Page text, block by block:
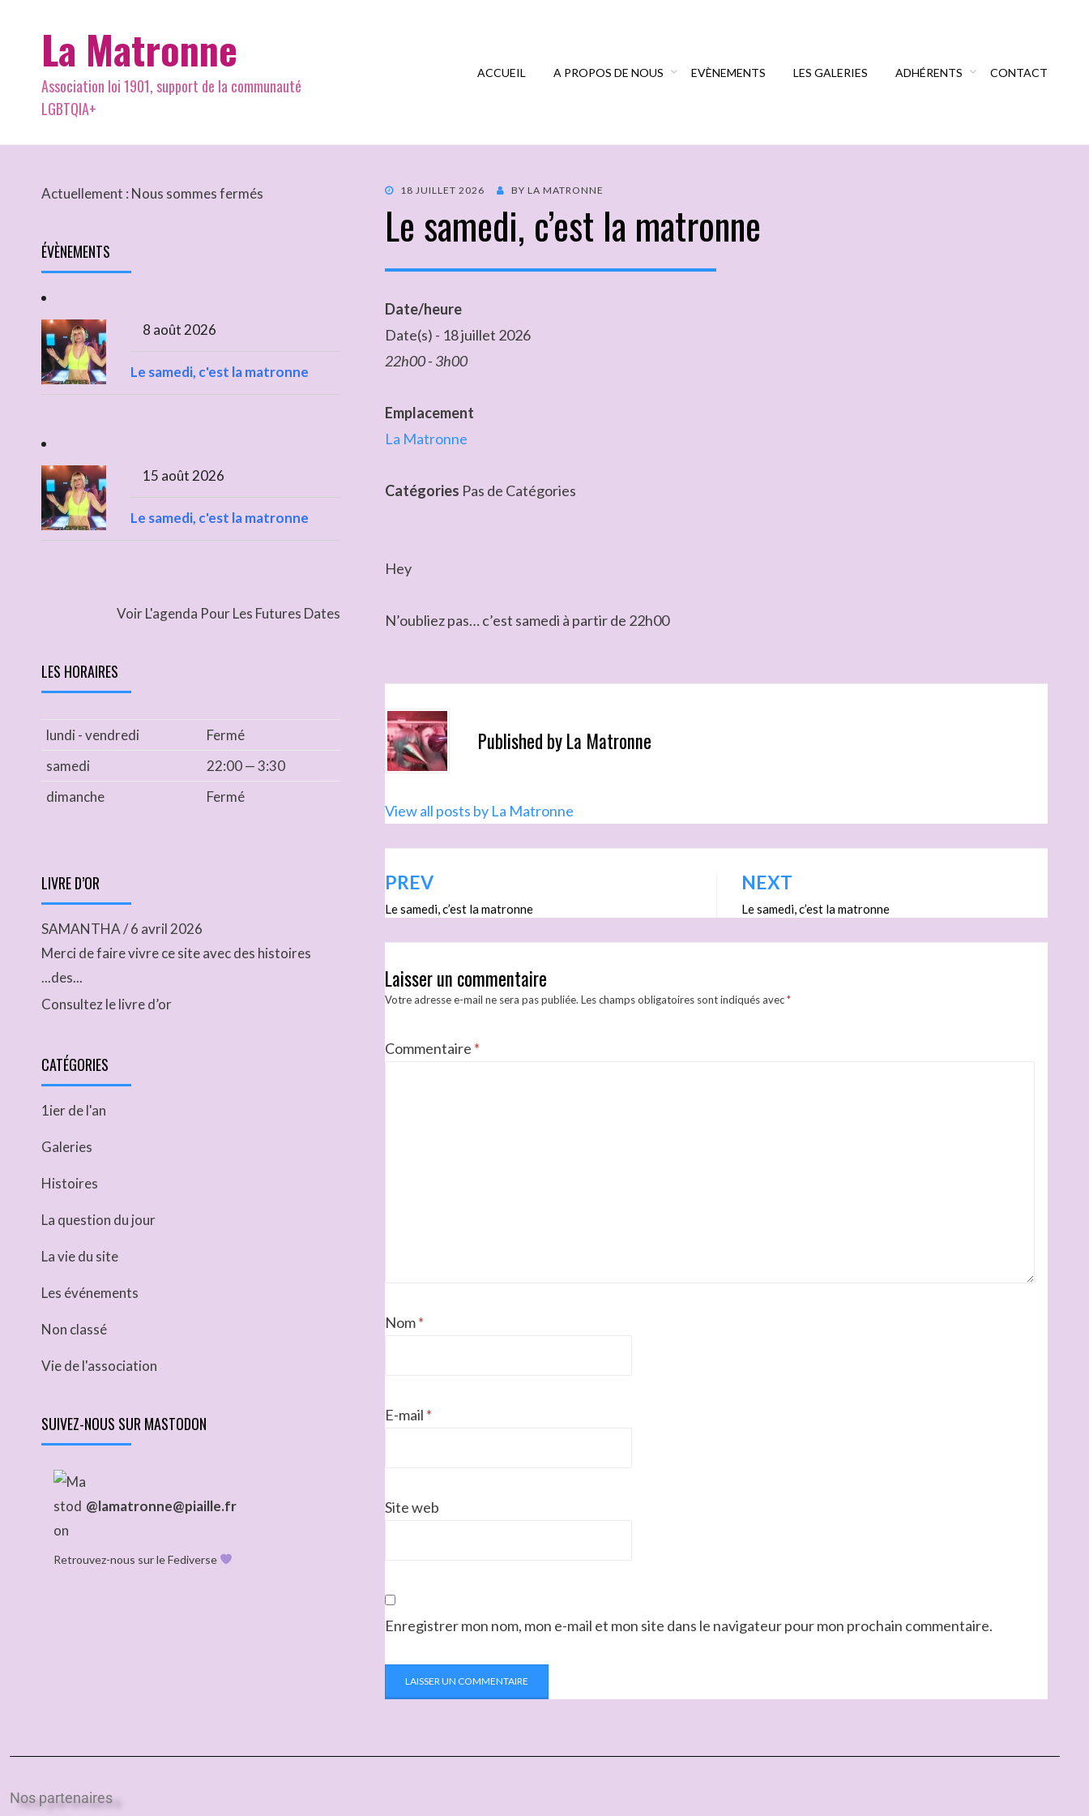
La Matronne
Association loi 1901, support de la communauté
LGBTQIA+
ACCUEIL A PROPOS DE NOUS EVÈNEMENTS LES GALERIES ADHÉRENTS CONTACT
18 JUILLET 2026 BY LA MATRONNE
Le samedi, c’est la matronne
Date/heure
Date(s) - 18 juillet 2026
22h00 - 3h00
Emplacement
La Matronne
Catégories Pas de Catégories
Hey
N’oubliez pas… c’est samedi à partir de 22h00
Published byLa Matronne
View all posts by La Matronne
PREV
Le samedi, c’est la matronne
NEXT
Le samedi, c’est la matronne
Laisser un commentaire
Votre adresse e-mail ne sera pas publiée. Les champs obligatoires sont indiqués avec*
Commentaire *
Nom*
E-mail *
Site web
Enregistrer mon nom, mon e-mail et mon site dans le navigateur pour mon prochain commentaire.
Actuellement : Nous sommes fermés
ÉVÈNEMENTS
8 août 2026
Le samedi, c'est la matronne
15 août 2026
Le samedi, c'est la matronne
Voir L'agenda Pour Les Futures Dates
LES HORAIRES
lundi - vendredi
Fermé
samedi
22:00 — 3:30
dimanche
Fermé
LIVRE D’OR
SAMANTHA/6 avril 2026
Merci de faire vivre ce site avec des histoires
...des...
Consultez le livre d’or
CATÉGORIES
1ier de l'an
Galeries
Histoires
La question du jour
La vie du site
Les événements
Non classé
Vie de l'association
SUIVEZ-NOUS SUR MASTODON
@lamatronne@piaille.fr
Retrouvez-nous sur le Fediverse
Nos partenaires